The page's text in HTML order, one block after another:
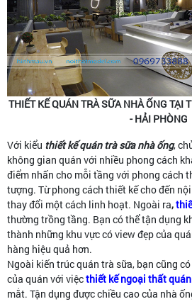
THIẾT KẾ QUÁN TRÀ SỮA NHÀ ỐNG TẠI
- HẢI PHÒNG
Với kiểu thiết kế quán trà sữa nhà ống,
không gian quán với nhiều phong cách
điểm nhấn cho mỗi tầng với phong cách
tượng. Từ phong cách thiết kế cho đến
thay đổi một cách linh hoạt. Ngoài ra,
thường trồng tầng. Bạn có thể tận dụng
thành những khu vực có view đẹp của
hàng hiệu quả hơn.
Ngoài kiến trúc quán trà sữa, bạn cũng
của quán với việcthiết kế ngoại thất
mắt. Tận dụng được chiều cao của nhà